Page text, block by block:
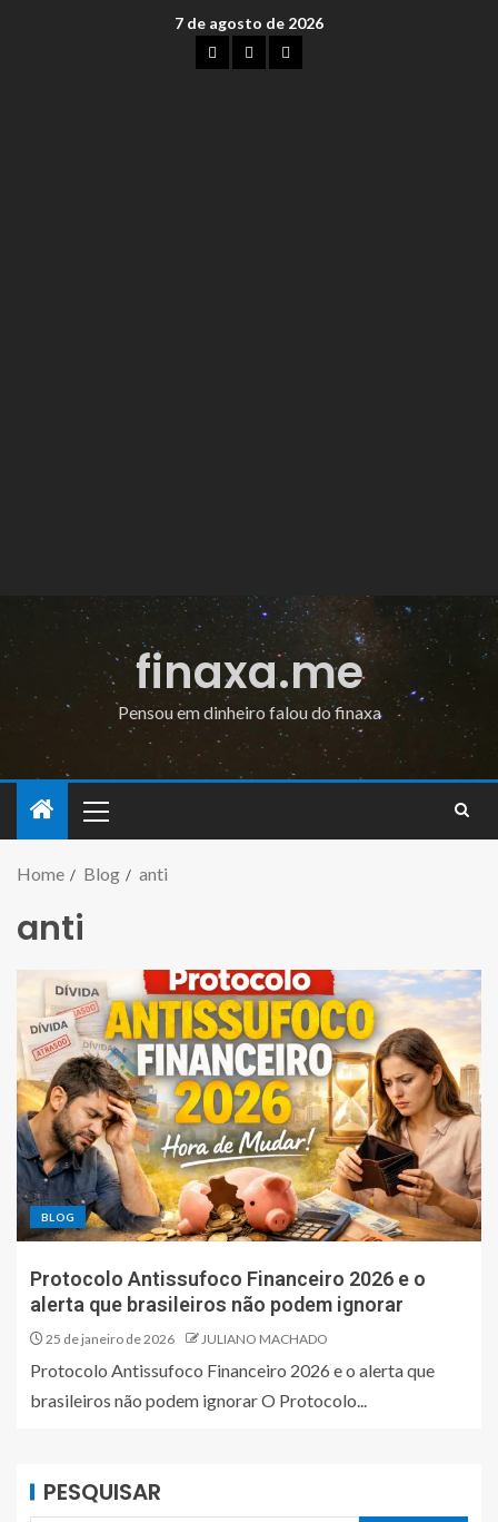
7 de agosto de 2026
finaxa.me
Pensou em dinheiro falou do finaxa
Home Blog anti
anti
BLOG
Protocolo Antissufoco Financeiro 2026 e o
alerta que brasileiros não podem ignorar
25 de janeiro de 2026 JULIANO MACHADO
Protocolo Antissufoco Financeiro 2026 e o alerta que
brasileiros não podem ignorar O Protocolo...
PESQUISAR